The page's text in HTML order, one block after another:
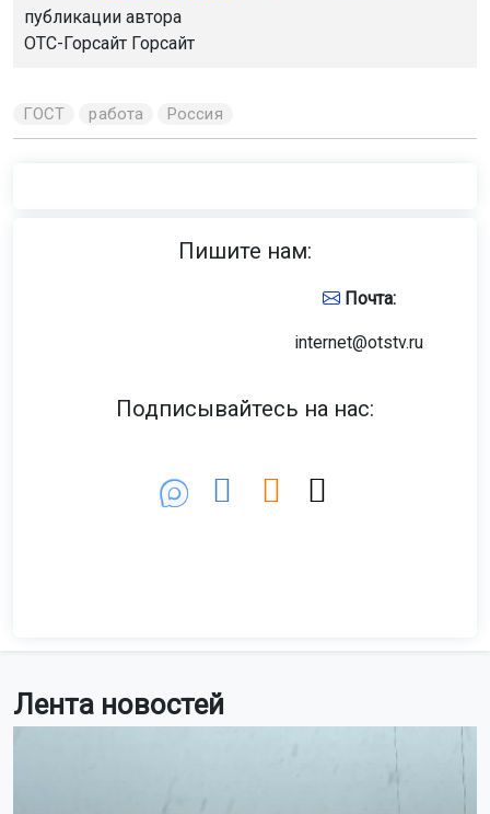
Лента новостей
публикации автора
ОТС-Горсайт Горсайт
ГОСТ работа Россия
Пишите нам:
Почта:
internet@otstv.ru
Подписывайтесь на нас: